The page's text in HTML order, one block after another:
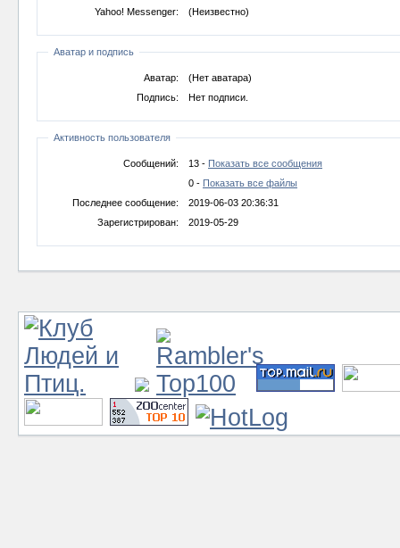
Yahoo! Messenger:
(Неизвестно)
Аватар и подпись
Аватар:
(Нет аватара)
Подпись:
Нет подписи.
Активность пользователя
Сообщений: 13 - Показать все сообщения
0 - Показать все файлы
Последнее сообщение:
2019-06-03 20:36:31
Зарегистрирован:
2019-05-29